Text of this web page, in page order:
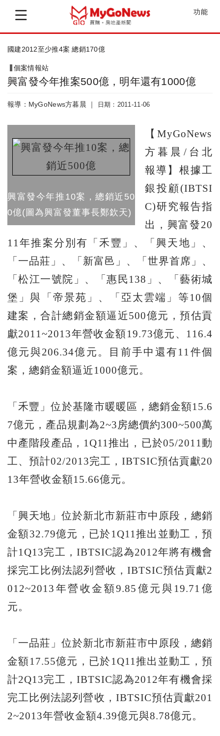
功能
鄉林大境一期完銷 二三期緊接登場
個案情報站
興富發今年推案500億，明年還有1000億
報導：MyGoNews方暮晨 ｜ 日期：2011-11-06
興富發今年推10案，總銷近50
0億(圖為興富發董事長鄭欽天)
【MyGoNews
方暮晨/台北
報導】根據工
銀投顧(IBTSI
C)研究報告指
出，興富發20
11年推案分別有「禾豐」、「興天地」、
「一品莊」、「新富邑」、「世界首席」、
「松江一號院」、「惠民138」、「藝術城
堡」與「帝景苑」、「亞太雲端」等10個
建案，合計總銷金額逼近500億元，預估貢
獻2011~2013年營收金額19.73億元、116.4
億元與206.34億元。目前手中還有11件個
案，總銷金額逼近1000億元。
「禾豐」位於基隆市暖暖區，總銷金額15.6
7億元，產品規劃為2~3房總價約300~500萬
中產階段產品，1Q11推出，已於05/2011動
工、預計02/2013完工，IBTSIC預估貢獻20
13年營收金額15.66億元。
「興天地」位於新北市新莊市中原段，總銷
金額32.79億元，已於1Q11推出並動工，預
計1Q13完工，IBTSIC認為2012年將有機會
採完工比例法認列營收，IBTSIC預估貢獻2
012~2013年營收金額9.85億元與19.71億
元。
「一品莊」位於新北市新莊市中原段，總銷
金額17.55億元，已於1Q11推出並動工，預
計2Q13完工，IBTSIC認為2012年有機會採
完工比例法認列營收，IBTSIC預估貢獻201
2~2013年營收金額4.39億元與8.78億元。